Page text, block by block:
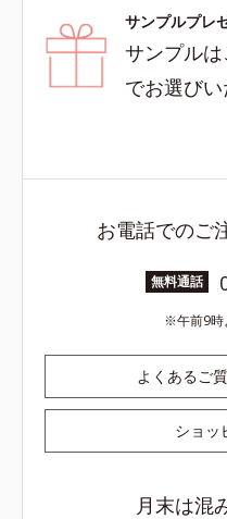
サンプルプレ
サンプル
でお選び
お電話でのご
無料通話
午前9
よくあるご
ショッ
月末は混